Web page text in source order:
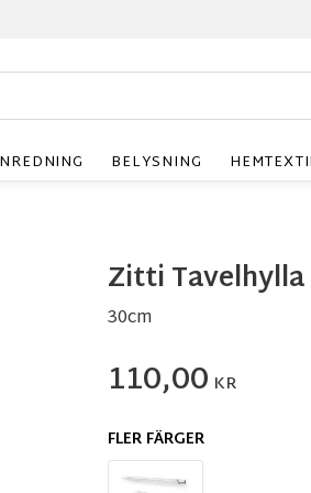
BELYSNING
Zitti Tavelhylla
30cm
110,00 KR
FLER FÄRGER